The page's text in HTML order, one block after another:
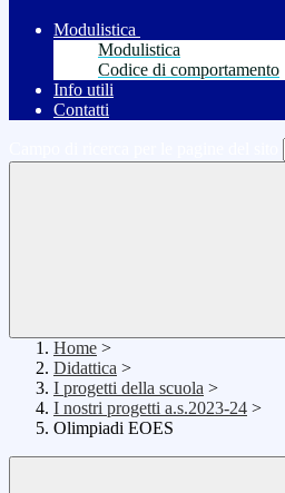
Modulistica
Modulistica
Codice di comportamento
Info utili
Contatti
Home >
Didattica >
I progetti della scuola >
I nostri progetti a.s.2023-24 >
Olimpiadi EOES